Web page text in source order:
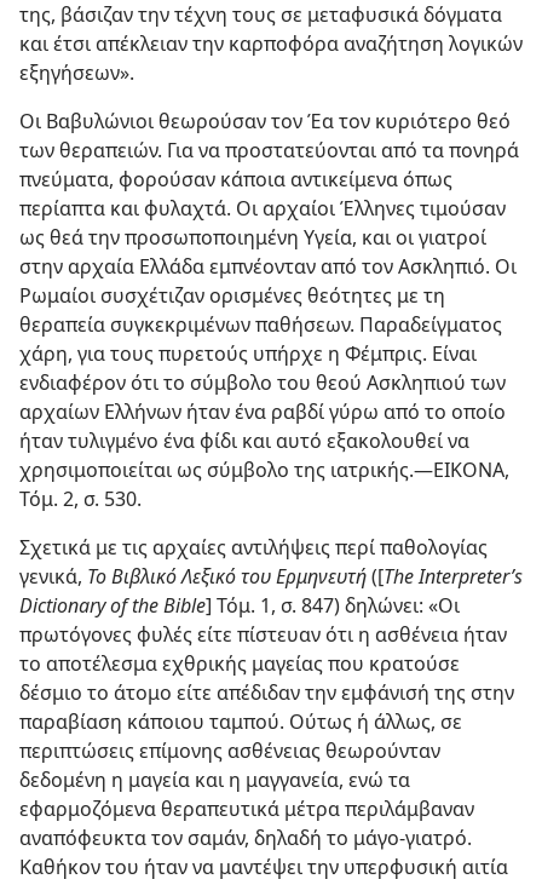
της, βάσιζαν την τέχνη τους σε μεταφυσικά δόγματα
και έτσι απέκλειαν την καρποφόρα αναζήτηση λογικών
εξηγήσεων».
Οι Βαβυλώνιοι θεωρούσαν τον Έα τον κυριότερο θεό
των θεραπειών. Για να προστατεύονται από τα πονηρά
πνεύματα, φορούσαν κάποια αντικείμενα όπως
περίαπτα και φυλαχτά. Οι αρχαίοι Έλληνες τιμούσαν
ως θεά την προσωποποιημένη Υγεία, και οι γιατροί
στην αρχαία Ελλάδα εμπνέονταν από τον Ασκληπιό. Οι
Ρωμαίοι συσχέτιζαν ορισμένες θεότητες με τη
θεραπεία συγκεκριμένων παθήσεων. Παραδείγματος
χάρη, για τους πυρετούς υπήρχε η Φέμπρις. Είναι
ενδιαφέρον ότι το σύμβολο του θεού Ασκληπιού των
αρχαίων Ελλήνων ήταν ένα ραβδί γύρω από το οποίο
ήταν τυλιγμένο ένα φίδι και αυτό εξακολουθεί να
χρησιμοποιείται ως σύμβολο της ιατρικής.—ΕΙΚΟΝΑ,
Τόμ. 2, σ. 530.
Σχετικά με τις αρχαίες αντιλήψεις περί παθολογίας
γενικά, Το Βιβλικό Λεξικό του Ερμηνευτή([The Interpreter’s
Dictionary of the Bible] Τόμ. 1, σ. 847) δηλώνει: «Οι
πρωτόγονες φυλές είτε πίστευαν ότι η ασθένεια ήταν
το αποτέλεσμα εχθρικής μαγείας που κρατούσε
δέσμιο το άτομο είτε απέδιδαν την εμφάνισή της στην
παραβίαση κάποιου ταμπού. Ούτως ή άλλως, σε
περιπτώσεις επίμονης ασθένειας θεωρούνταν
δεδομένη η μαγεία και η μαγγανεία, ενώ τα
εφαρμοζόμενα θεραπευτικά μέτρα περιλάμβαναν
αναπόφευκτα τον σαμάν, δηλαδή το μάγο-γιατρό.
Καθήκον του ήταν να μαντέψει την υπερφυσική αιτία